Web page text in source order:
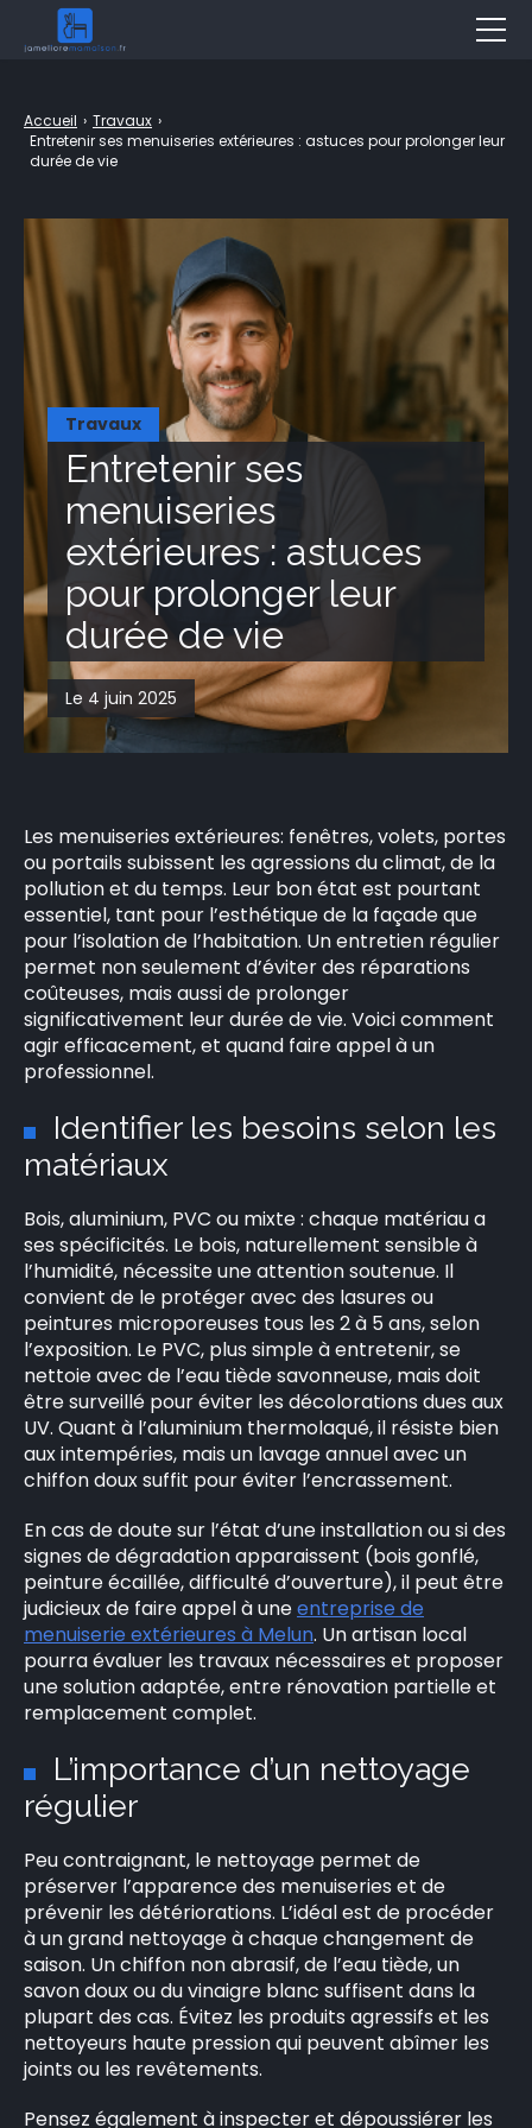
Travaux
Entretenir ses
menuiseries
extérieures : astuces
pour prolonger leur
durée de vie
Le 4 juin 2025
Accueil › Travaux ›
Entretenir ses menuiseries extérieures : astuces pour prolonger leur
durée de vie
Les menuiseries extérieures: fenêtres, volets, portes
ou portails subissent les agressions du climat, de la
pollution et du temps. Leur bon état est pourtant
essentiel, tant pour l’esthétique de la façade que
pour l’isolation de l’habitation. Un entretien régulier
permet non seulement d’éviter des réparations
coûteuses, mais aussi de prolonger
significativement leur durée de vie. Voici comment
agir efficacement, et quand faire appel à un
professionnel.
Identifier les besoins selon les
matériaux
Bois, aluminium, PVC ou mixte : chaque matériau a
ses spécificités. Le bois, naturellement sensible à
l’humidité, nécessite une attention soutenue. Il
convient de le protéger avec des lasures ou
peintures microporeuses tous les 2 à 5 ans, selon
l’exposition. Le PVC, plus simple à entretenir, se
nettoie avec de l’eau tiède savonneuse, mais doit
être surveillé pour éviter les décolorations dues aux
UV. Quant à l’aluminium thermolaqué, il résiste bien
aux intempéries, mais un lavage annuel avec un
chiffon doux suffit pour éviter l’encrassement.
En cas de doute sur l’état d’une installation ou si des
signes de dégradation apparaissent (bois gonflé,
peinture écaillée, difficulté d’ouverture), il peut être
judicieux de faire appel à uneentreprise de
menuiserie extérieures à Melun. Un artisan local
pourra évaluer les travaux nécessaires et proposer
une solution adaptée, entre rénovation partielle et
remplacement complet.
L’importance d’un nettoyage
régulier
Peu contraignant, le nettoyage permet de
préserver l’apparence des menuiseries et de
prévenir les détériorations. L’idéal est de procéder
à un grand nettoyage à chaque changement de
saison. Un chiffon non abrasif, de l’eau tiède, un
savon doux ou du vinaigre blanc suffisent dans la
plupart des cas. Évitez les produits agressifs et les
nettoyeurs haute pression qui peuvent abîmer les
joints ou les revêtements.
Pensez également à inspecter et dépoussiérer les
Jardin
Travaux
Entretien
Piscine & Spa
Assurance
Immobilier
CONTACT